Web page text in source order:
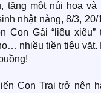
tặng một núi hoa và
nhật nàng, 8/3,
Con Gái “liêu
nhiều tiền tiêu vặt.
Con Trai trở nên